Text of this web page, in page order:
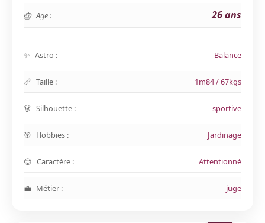
Age : 26 ans
Astro : Balance
Taille : 1m84 / 67kgs
Silhouette : sportive
Hobbies : Jardinage
Caractère : Attentionné
Métier : juge